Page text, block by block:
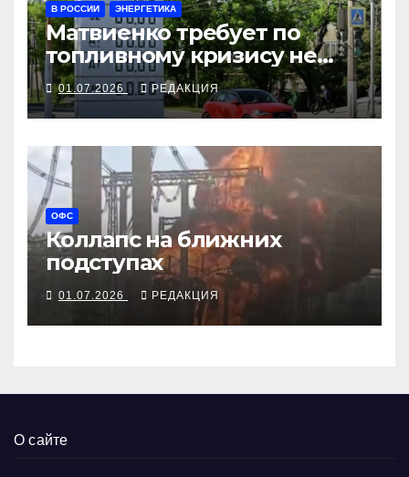
В РОССИИ ЭНЕРГЕТИКА
Матвиенко требует по
топливному кризису не
охать, но и не ахать
01.07.2026 РЕДАКЦИЯ
ОФС
Коллапс на ближних
подступах
01.07.2026 РЕДАКЦИЯ
О сайте